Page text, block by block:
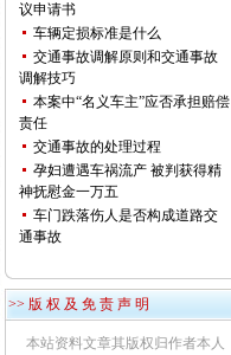
议申请书
车辆定损标准是什么
交通事故调解原则和交通事故
调解技巧
本案中“名义车主”应否承担赔偿
责任
交通事故的处理过程
孕妇遭遇车祸流产 被判获得精
神抚慰金一万五
车门跌落伤人是否构成道路交
通事故
>> 版 权 及 免 责 声 明
本站资料文章其版权归作者本人